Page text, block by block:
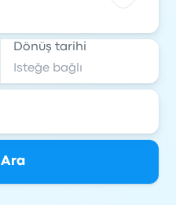
Dönüş tarihi
Ara